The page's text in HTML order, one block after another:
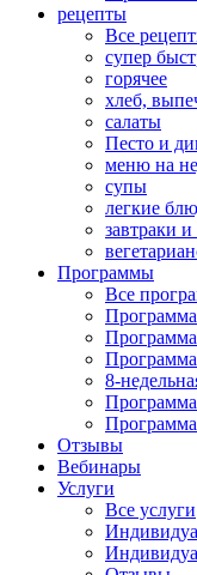
рецепты
Все
супер
горячее
хлеб,
салаты
Песто и
меню на
супы
легкие
завтраки
Программы
Все
Программа
8-
Отзывы
Вебинары
Услуги
Все услуги